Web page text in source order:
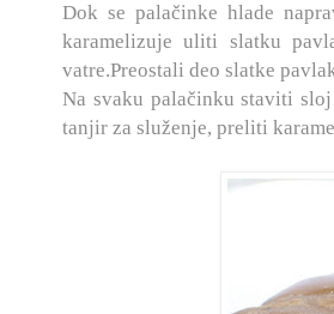
Dok se palačinke hlade
karamelizuje uliti slatku
vatre.Preostali deo slatke
Na svaku palačinku staviti
tanjir za služenje, preliti